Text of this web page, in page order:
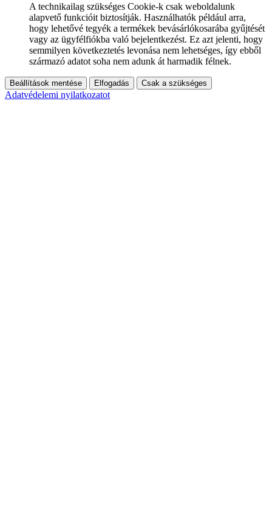
A technikailag szükséges Cookie-k csak weboldalunk
alapvető funkcióit biztosítják. Használhatók például arra,
hogy lehetővé tegyék a termékek bevásárlókosarába gyűjtését
vagy az ügyfélfiókba való bejelentkezést. Ez azt jelenti, hogy
semmilyen következtetés levonása nem lehetséges, így ebből
származó adatot soha nem adunk át harmadik félnek.
Beállítások mentése Elfogadás Csak a szükséges
Adatvédelemi nyilatkozatot